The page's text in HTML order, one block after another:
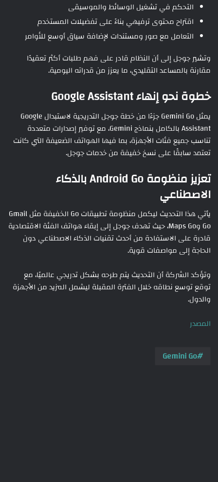
التحكم في تشغيل الوسائط والموسيقى
اقتراح محتوى ترفيهي بناءً على تفضيلات المستخدم
التعامل مع صور ومستندات لإضافة سياق أوسع للأوامر
وتشير جوجل إلى أن النظام قادر على فهم طلبات أكثر تعقيدًا
مقارنة بالمساعد التقليدي، ما يعزز من قدراته اليومية.
خطوة نحو إنهاء Google Assistant
يمثل Gemini Go جزءًا من خطة جوجل التدريجية لاستبدال Google
Assistant بالكامل بنماذج Gemini، مع توفير إصدارات متعددة
تناسب جميع فئات الأجهزة، بما فيها الهواتف الضعيفة التي كانت
تعتمد سابقًا على نسخ خفيفة من خدمات جوجل.
تعزيز منظومة Android Go بالذكاء
الاصطناعي
يأتي هذا التحديث ليكمل منظومة تطبيقات Go الخفيفة مثل Gmail
Go وMaps Go، حيث تهدف جوجل إلى إبقاء هواتف الفئة الاقتصادية
قادرة على الاستفادة من أحدث تقنيات الذكاء الاصطناعي دون
الحاجة إلى مواصفات قوية.
وتؤكد الشركة أن التحديث يتم طرحه بشكل تدريجي عالميًا، مع
توقع توسع نطاقه خلال الفترة المقبلة ليشمل المزيد من الأجهزة
والدول.
المصدر
Gemini Go